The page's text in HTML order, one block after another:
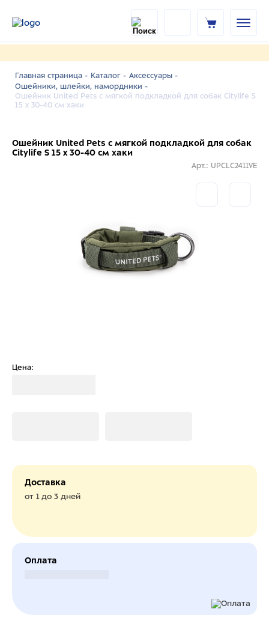
Главная страница - Каталог - Аксессуары -
Ошейники, шлейки, намордники -
Ошейник United Pets с мягкой подкладкой для собак Citylife S
15 x 30-40 см хаки
Ошейник United Pets с мягкой подкладкой для собак
Citylife S 15 x 30-40 см хаки
Арт.: UPCLC2411VE
Цена:
Доставка
от 1 до 3 дней
Оплата